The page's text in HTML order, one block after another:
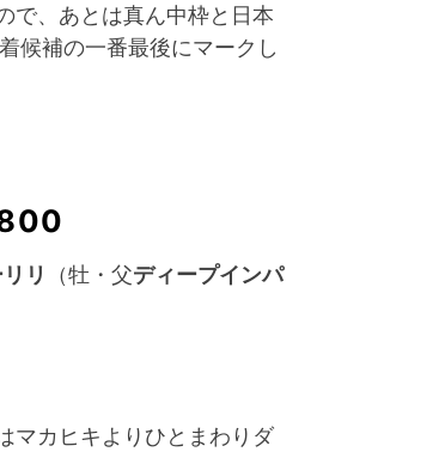
で、あとは真ん中枠と日本
候補の一番最後にマークし
リ （牡・父ディープインパ
マカヒキよりひとまわりダ